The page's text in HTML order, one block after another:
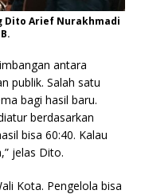
Dito Arief Nurakhmadi
antara
publik. Salah satu
bagi hasil baru.
berdasarkan
bisa 60:40. Kalau
jelas Dito.
Kota. Pengelola bisa